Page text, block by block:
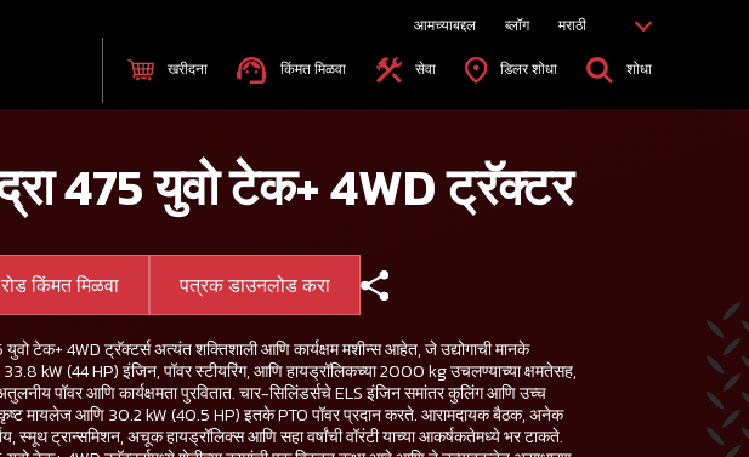
आमच्याबद्दल ब्लॉग मराठी
खरीदना किंमत मिळवा सेवा डिलर शोधा शोधा
475 युवो टेक+ 4WD ट्रॅक्टर
किंमत मिळवा पत्रक डाउनलोड करा
युवो टेक+ 4WD ट्रॅक्टर्स अत्यंत शक्तिशाली आणि कार्यक्षम मशीन्स आहेत, जे उद्योगाची मानके
kW (44 HP) इंजिन, पॉवर स्टीयरिंग, आणि हायड्रॉलिकच्या 2000 kg उचलण्याच्या क्षमतेसह,
पॉवर आणि कार्यक्षमता पुरवितात. चार-सिलिंडर्सचे ELS इंजिन समांतर कुलिंग आणि उच्च
मायलेज आणि 30.2 kW (40.5 HP) इतके PTO पॉवर प्रदान करते. आरामदायक बैठक, अनेक
स्मूथ ट्रान्समिशन, अचूक हायड्रॉलिक्स आणि सहा वर्षांची वॉरंटी याच्या आकर्षकतेमध्ये भर टाकते.